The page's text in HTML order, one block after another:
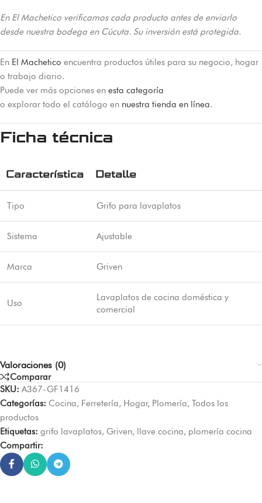
En El Machetico verificamos cada producto antes de enviarlo
desde nuestra bodega en Cúcuta. Su inversión está protegida.
En El Machetico encuentra productos útiles para su negocio, hogar
o trabajo diario.
Puede ver más opciones en esta categoría
o explorar todo el catálogo en nuestra tienda en línea.
Ficha técnica
Característica Detalle
Tipo Grifo para lavaplatos
Sistema Ajustable
Marca Griven
Uso
Lavaplatos de cocina doméstica y
comercial
Valoraciones (0)
Comparar
SKU: A367-GF1416
Categorías: Cocina, Ferretería, Hogar, Plomería, Todos los
productos
Etiquetas: grifo lavaplatos, Griven, llave cocina, plomería cocina
Compartir: